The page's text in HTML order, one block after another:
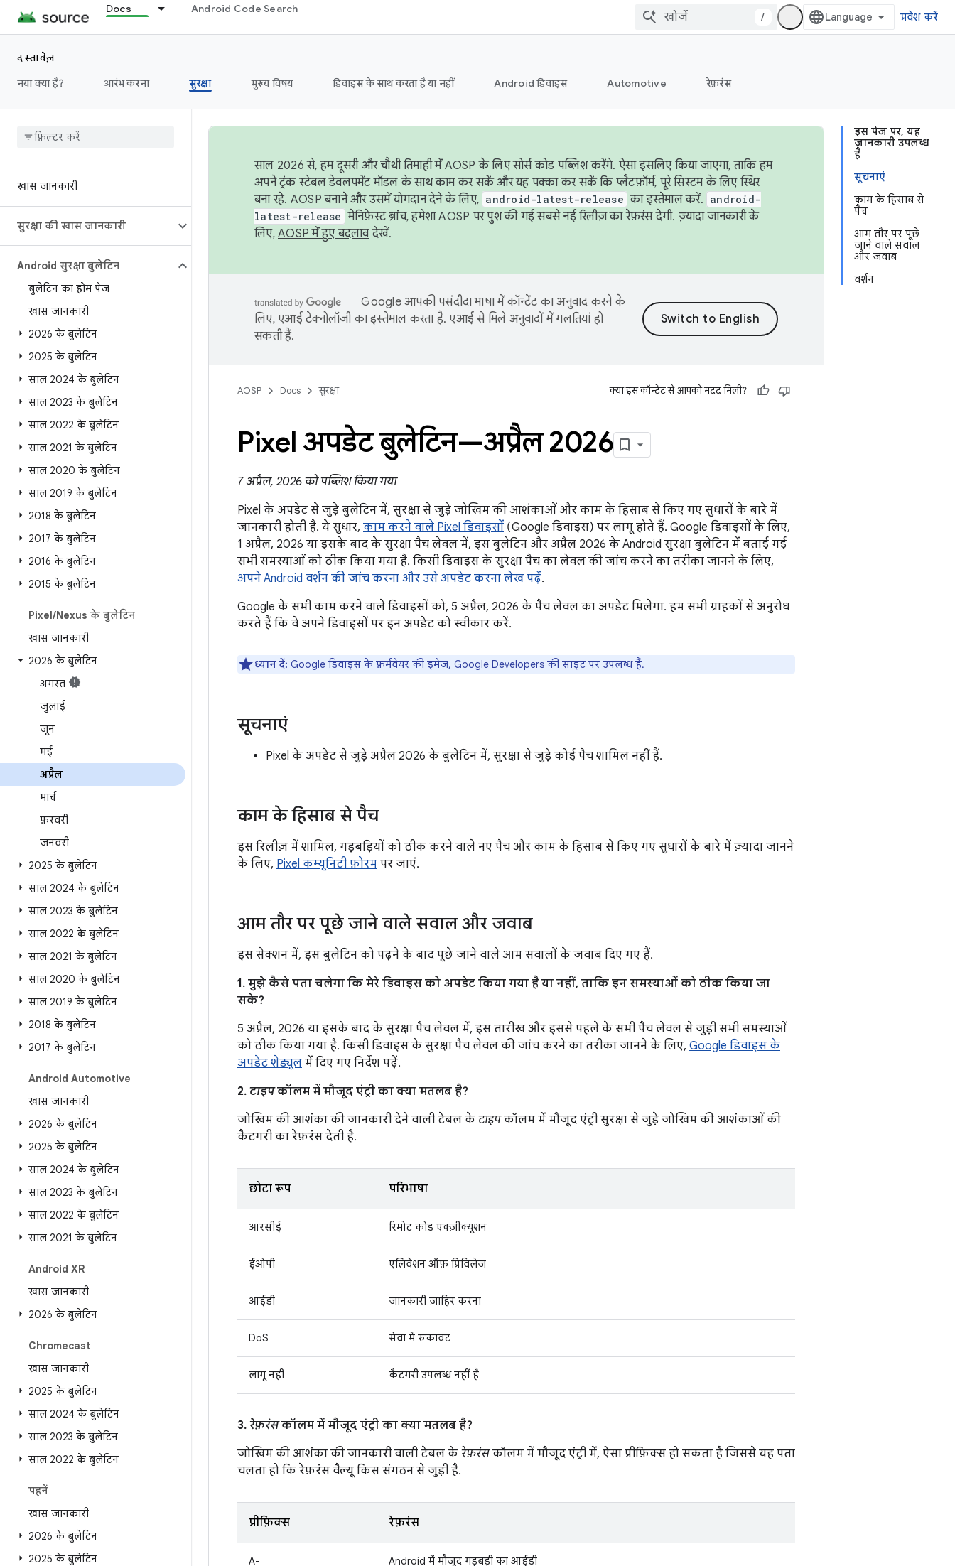
Docs Android Code Search
/ प्रवेश करें
दस्तावेज़
नया क्या है?
आरंभ करना सुरक्षा मुख्य विषय डिवाइस के साथ करता है या नहीं Android डिवाइस Automotive रेफ़रंस
खास जानकारी
सुरक्षा की खास जानकारी
Android सुरक्षा बुलेटिन
बुलेटिन का होम पेज
खास जानकारी
2026 के बुलेटिन
2025 के बुलेटिन
साल 2024 के बुलेटिन
साल 2023 के बुलेटिन
साल 2022 के बुलेटिन
साल 2021 के बुलेटिन
साल 2020 के बुलेटिन
साल 2019 के बुलेटिन
2018 के बुलेटिन
2017 के बुलेटिन
2016 के बुलेटिन
2015 के बुलेटिन
Pixel/Nexus के बुलेटिन
खास जानकारी
2026 के बुलेटिन
अगस्त
जुलाई
जून
मई
अप्रैल
मार्च
फ़रवरी
जनवरी
2025 के बुलेटिन
साल 2024 के बुलेटिन
साल 2023 के बुलेटिन
साल 2022 के बुलेटिन
साल 2021 के बुलेटिन
साल 2020 के बुलेटिन
साल 2019 के बुलेटिन
2018 के बुलेटिन
2017 के बुलेटिन
Android Automotive
खास जानकारी
2026 के बुलेटिन
2025 के बुलेटिन
साल 2024 के बुलेटिन
साल 2023 के बुलेटिन
साल 2022 के बुलेटिन
साल 2021 के बुलेटिन
Android XR
खास जानकारी
2026 के बुलेटिन
Chromecast
खास जानकारी
2025 के बुलेटिन
साल 2024 के बुलेटिन
साल 2023 के बुलेटिन
साल 2022 के बुलेटिन
पहनें
खास जानकारी
2026 के बुलेटिन
2025 के बुलेटिन
इस पेज पर, यह
जानकारी उपलब्ध
है
सूचनाएं
काम के हिसाब से
पैच
आम तौर पर पूछे
जाने वाले सवाल
और जवाब
वर्शन
साल 2026 से, हम दूसरी और चौथी तिमाही में AOSP के लिए सोर्स कोड पब्लिश करेंगे. ऐसा इसलिए किया जाएगा, ताकि हम
अपने ट्रंक स्टेबल डेवलपमेंट मॉडल के साथ काम कर सकें और यह पक्का कर सकें कि प्लैटफ़ॉर्म, पूरे सिस्टम के लिए स्थिर
बना रहे. AOSP बनाने और उसमें योगदान देने के लिए, android-latest-release का इस्तेमाल करें. android-
latest-release मेनिफ़ेस्ट ब्रांच, हमेशा AOSP पर पुश की गई सबसे नई रिलीज़ का रेफ़रंस देगी. ज़्यादा जानकारी के
लिए, AOSP में हुए बदलावदेखें.
Google आपकी पसंदीदा भाषा में कॉन्टेंट का अनुवाद करने के
लिए, एआई टेक्नोलॉजी का इस्तेमाल करता है. एआई से मिले अनुवादों में गलतियां हो
सकती हैं.
AOSP Docs सुरक्षा क्या इस कॉन्टेंट से आपको मदद मिली?
Pixel अपडेट बुलेटिन—अप्रैल 2026
7 अप्रैल, 2026 को पब्लिश किया गया
Pixel के अपडेट से जुड़े बुलेटिन में, सुरक्षा से जुड़े जोखिम की आशंकाओं और काम के हिसाब से किए गए सुधारों के बारे में
जानकारी होती है. ये सुधार, काम करने वाले Pixel डिवाइसों (Google डिवाइस) पर लागू होते हैं. Google डिवाइसों के लिए,
1 अप्रैल, 2026 या इसके बाद के सुरक्षा पैच लेवल में, इस बुलेटिन और अप्रैल 2026 के Android सुरक्षा बुलेटिन में बताई गई
सभी समस्याओं को ठीक किया गया है. किसी डिवाइस के सुरक्षा पैच का लेवल की जांच करने का तरीका जानने के लिए,
अपने Android वर्शन की जांच करना और उसे अपडेट करना लेख पढ़ें.
Google के सभी काम करने वाले डिवाइसों को, 5 अप्रैल, 2026 के पैच लेवल का अपडेट मिलेगा. हम सभी ग्राहकों से अनुरोध
करते हैं कि वे अपने डिवाइसों पर इन अपडेट को स्वीकार करें.
ध्यान दें: Google डिवाइस के फ़र्मवेयर की इमेज, Google Developers की साइट पर उपलब्ध हैं.
सूचनाएं
Pixel के अपडेट से जुड़े अप्रैल 2026 के बुलेटिन में, सुरक्षा से जुड़े कोई पैच शामिल नहीं हैं.
काम के हिसाब से पैच
इस रिलीज़ में शामिल, गड़बड़ियों को ठीक करने वाले नए पैच और काम के हिसाब से किए गए सुधारों के बारे में ज़्यादा जानने
के लिए, Pixel कम्यूनिटी फ़ोरम पर जाएं.
आम तौर पर पूछे जाने वाले सवाल और जवाब
इस सेक्शन में, इस बुलेटिन को पढ़ने के बाद पूछे जाने वाले आम सवालों के जवाब दिए गए हैं.
1. मुझे कैसे पता चलेगा कि मेरे डिवाइस को अपडेट किया गया है या नहीं, ताकि इन समस्याओं को ठीक किया जा
सके?
5 अप्रैल, 2026 या इसके बाद के सुरक्षा पैच लेवल में, इस तारीख और इससे पहले के सभी पैच लेवल से जुड़ी सभी समस्याओं
को ठीक किया गया है. किसी डिवाइस के सुरक्षा पैच लेवल की जांच करने का तरीका जानने के लिए, Google डिवाइस के
अपडेट शेड्यूल में दिए गए निर्देश पढ़ें.
2. टाइपकॉलम में मौजूद एंट्री का क्या मतलब है?
जोखिम की आशंका की जानकारी देने वाली टेबल के टाइपकॉलम में मौजूद एंट्री सुरक्षा से जुड़े जोखिम की आशंकाओं की
कैटगरी का रेफ़रंस देती है.
छोटा रूप परिभाषा
आरसीई रिमोट कोड एक्ज़ीक्यूशन
ईओपी एलिवेशन ऑफ़ प्रिविलेज
आईडी जानकारी ज़ाहिर करना
DoS सेवा में रुकावट
लागू नहीं कैटगरी उपलब्ध नहीं है
3. रेफ़रंसकॉलम में मौजूद एंट्री का क्या मतलब है?
जोखिम की आशंका की जानकारी वाली टेबल के रेफ़रंसकॉलम में मौजूद एंट्री में, ऐसा प्रीफ़िक्स हो सकता है जिससे यह पता
चलता हो कि रेफ़रंस वैल्यू किस संगठन से जुड़ी है.
प्रीफ़िक्स रेफ़रंस
A- Android में मौजूद गड़बड़ी का आईडी